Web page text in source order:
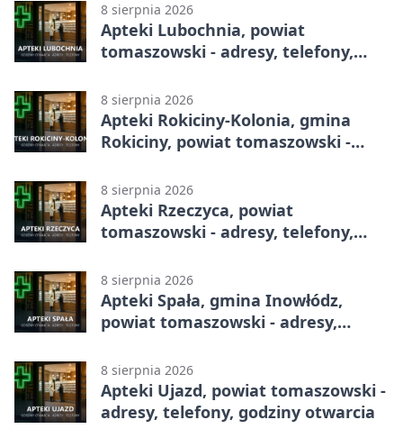
8 sierpnia 2026
Apteki Lubochnia, powiat
tomaszowski - adresy, telefony,
8 sierpnia 2026
Apteki Rokiciny-Kolonia, gmina
Rokiciny, powiat tomaszowski -
8 sierpnia 2026
Apteki Rzeczyca, powiat
tomaszowski - adresy, telefony,
8 sierpnia 2026
Apteki Spała, gmina Inowłódz,
powiat tomaszowski - adresy,
8 sierpnia 2026
Apteki Ujazd, powiat tomaszowski -
adresy, telefony, godziny otwarcia